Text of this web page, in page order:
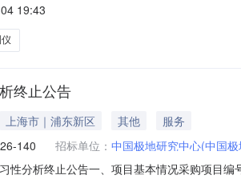
、招标内容招标项目编号:0613-
19:43
终止公告
上海市｜浦东新区 其他
服务
140 招标单位： 中国极地研究中心(中国
性分析终止公告一、项目基本情况采购项目